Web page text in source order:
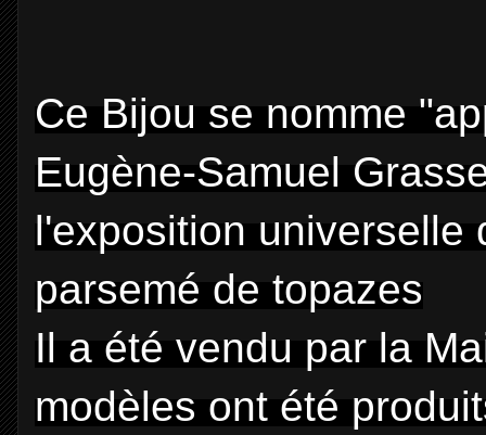
Ce Bijou se nomme
Eugène-Samuel
l'exposition universelle
parsemé de topazes
Il a été vendu par la
modèles ont été